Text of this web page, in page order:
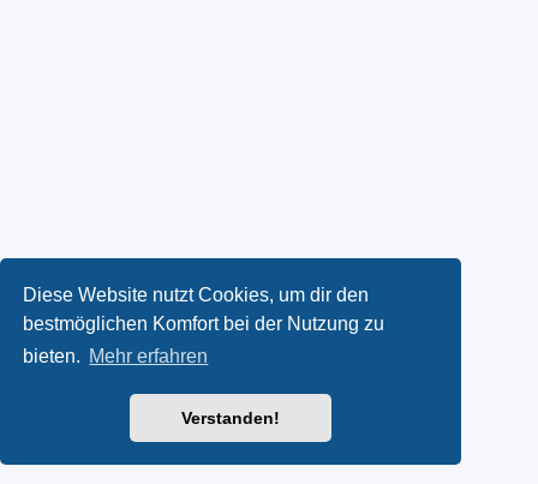
Diese Website nutzt Cookies, um dir den
bestmöglichen Komfort bei der Nutzung zu
bieten. Mehr erfahren
Verstanden!